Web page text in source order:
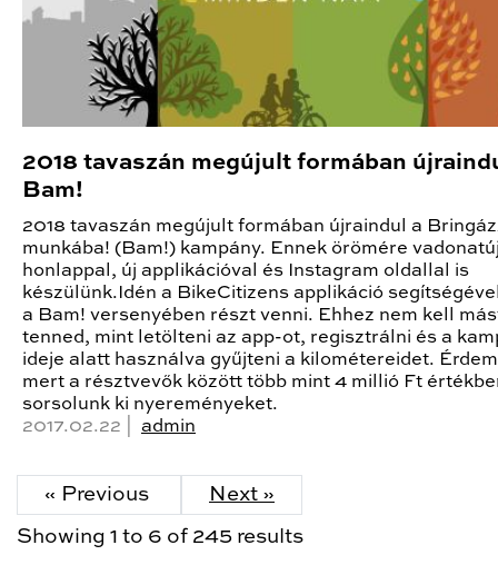
2018 tavaszán megújult formában
Bam!
2018 tavaszán megújult formában újraindul a
munkába! (Bam!) kampány. Ennek örömére
honlappal, új applikációval és Instagram oldallal is
készülünk.Idén a BikeCitizens applikáció
a Bam! versenyében részt venni. Ehhez nem kell
tenned, mint letölteni az app-ot, regisztrálni és a
ideje alatt használva gyűjteni a kilométereidet.
mert a résztvevők között több mint 4 millió Ft
sorsolunk ki nyereményeket.
2017.02.22 | admin
« Previous Next »
Showing 1 to 6 of 245 results